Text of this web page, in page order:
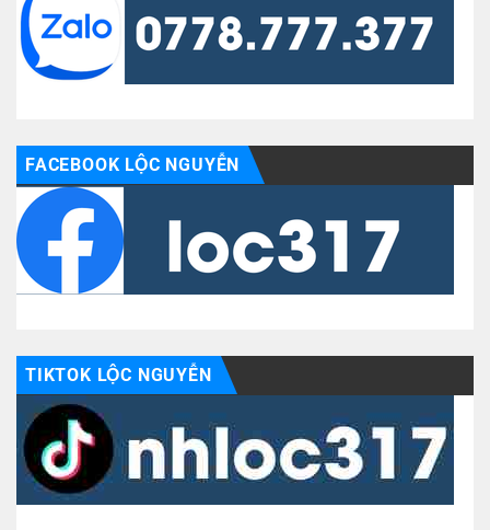
FACEBOOK LỘC NGUYỄN
TIKTOK LỘC NGUYỄN